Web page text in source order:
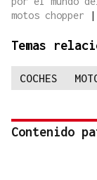
motos chopper
|
Temas
COCHES
Contenido